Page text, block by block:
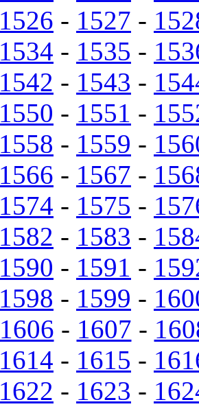
1526 - 1527 -
1534 - 1535 -
1542 - 1543 -
1550 - 1551 -
1558 - 1559 -
1566 - 1567 -
1574 - 1575 -
1582 - 1583 -
1590 - 1591 -
1598 - 1599 -
1606 - 1607 -
1614 - 1615 -
1622 - 1623 -